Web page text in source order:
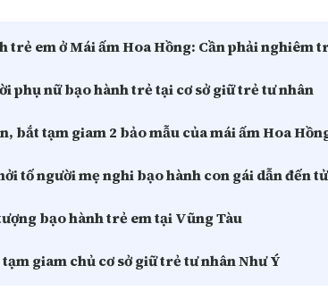
trẻ em ở Mái ấm Hoa Hồng: Cần phải nghiêm
phụ nữ bạo hành trẻ tại cơ sở giữ trẻ tư nhân
bắt tạm giam 2 bảo mẫu của mái ấm Hoa
tố người mẹ nghi bạo hành con gái dẫn đến
bạo hành trẻ em tại Vũng Tàu
giam chủ cơ sở giữ trẻ tư nhân Như Ý